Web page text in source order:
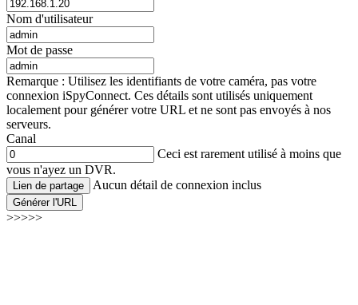
Nom d'utilisateur
Mot de passe
Remarque : Utilisez les identifiants de votre caméra, pas votre
connexion iSpyConnect. Ces détails sont utilisés uniquement
localement pour générer votre URL et ne sont pas envoyés à nos
serveurs.
Canal
Ceci est rarement utilisé à moins que
vous n'ayez un DVR.
Lien de partage Aucun détail de connexion inclus
Générer l'URL
>>>>>